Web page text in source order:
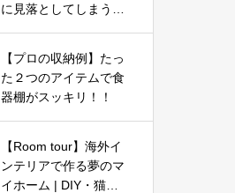
に見落としてしまうポ
【プロの収納例】たっ
た２つのアイテムで食
器棚がスッキリ！！
【Room tour】海外イ
ンテリアで作る夢のマ
イホーム | DIY・猫と